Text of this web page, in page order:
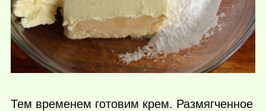
Тем временем готовим крем. Размягченное